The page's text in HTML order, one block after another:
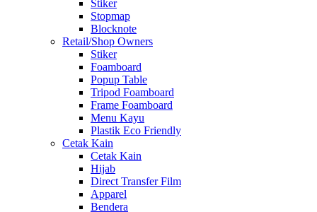
Stiker
Stopmap
Blocknote
Retail/Shop Owners
Stiker
Foamboard
Popup Table
Tripod Foamboard
Frame Foamboard
Menu Kayu
Plastik Eco Friendly
Cetak Kain
Cetak Kain
Hijab
Direct Transfer Film
Apparel
Bendera